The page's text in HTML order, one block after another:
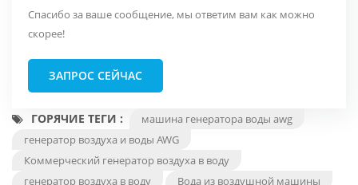
Спасибо за ваше сообщение, мы ответим вам как можно
скорее!
ЗАПРОС СЕЙЧАС
ГОРЯЧИЕ ТЕГИ :
машина генератора воды awg
генератор воздуха и воды AWG
Коммерческий генератор воздуха в воду
генератор воздуха в воду
Вода из воздушной машины